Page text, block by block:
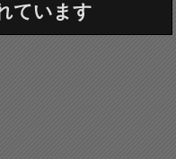
ています